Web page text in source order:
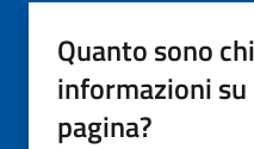
Quanto sono
informazioni
pagina?